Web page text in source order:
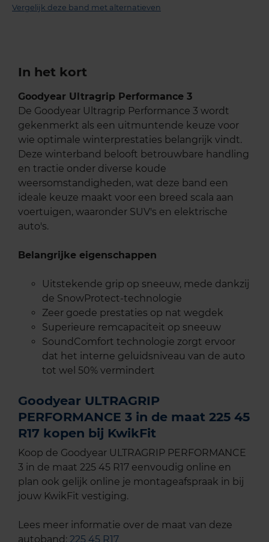
Vergelijk deze band met alternatieven
In het kort
Goodyear Ultragrip Performance 3
De Goodyear Ultragrip Performance 3 wordt
gekenmerkt als een uitmuntende keuze voor
wie optimale winterprestaties belangrijk vindt.
Deze winterband belooft betrouwbare handling
en tractie onder diverse koude
weersomstandigheden, wat deze band een
ideale keuze maakt voor een breed scala aan
voertuigen, waaronder SUV's en elektrische
auto's.
Belangrijke eigenschappen
Uitstekende grip op sneeuw, mede dankzij
de SnowProtect-technologie
Zeer goede prestaties op nat wegdek
Superieure remcapaciteit op sneeuw
SoundComfort technologie zorgt ervoor
dat het interne geluidsniveau van de auto
tot wel 50% vermindert
Goodyear ULTRAGRIP
PERFORMANCE 3 in de maat 225 45
R17 kopen bij KwikFit
Koop de Goodyear ULTRAGRIP PERFORMANCE
3 in de maat 225 45 R17 eenvoudig online en
plan ook gelijk online je montageafspraak in bij
jouw KwikFit vestiging.
Lees meer informatie over de maat van deze
autoband: 225 45 R17